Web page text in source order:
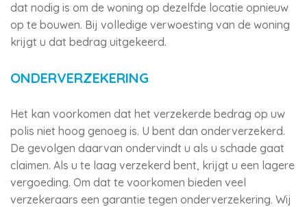
dat nodig is om de woning op dezelfde locatie opnieuw
op te bouwen. Bij volledige verwoesting van de woning
krijgt u dat bedrag uitgekeerd.
ONDERVERZEKERING
Het kan voorkomen dat het verzekerde bedrag op uw
polis niet hoog genoeg is. U bent dan onderverzekerd.
De gevolgen daarvan ondervindt u als u schade gaat
claimen. Als u te laag verzekerd bent, krijgt u een lagere
vergoeding. Om dat te voorkomen bieden veel
verzekeraars een garantie tegen onderverzekering. Wij